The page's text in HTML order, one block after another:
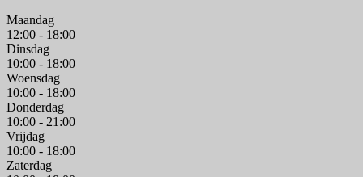
Maandag
12:00 - 18:00
Dinsdag
10:00 - 18:00
Woensdag
10:00 - 18:00
Donderdag
10:00 - 21:00
Vrijdag
10:00 - 18:00
Zaterdag